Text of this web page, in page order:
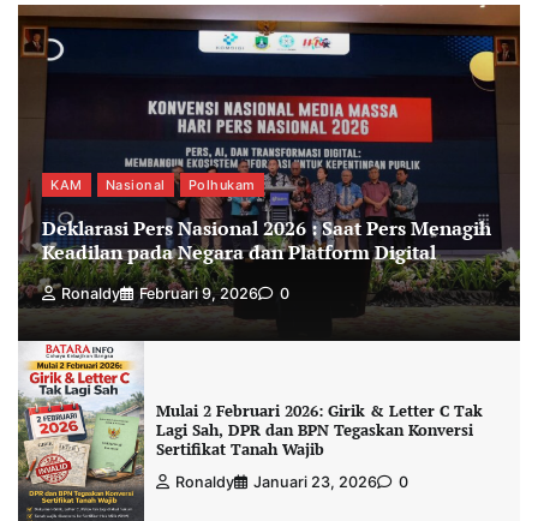
KAM Nasional Polhukam
Deklarasi Pers Nasional 2026 : Saat Pers Menagih
Keadilan pada Negara dan Platform Digital
Ronaldy Februari 9, 2026 0
Mulai 2 Februari 2026: Girik & Letter C Tak
Lagi Sah, DPR dan BPN Tegaskan Konversi
Sertifikat Tanah Wajib
Ronaldy Januari 23, 2026 0